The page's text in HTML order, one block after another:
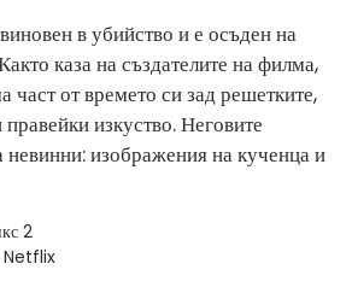
в убийство и е осъден на
каза на създателите на филма,
част от времето си зад решетките,
изкуство. Неговите
невинни: изображения на кученца и
Netflix